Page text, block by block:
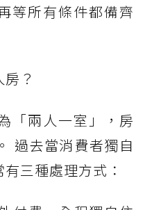
等所有條件都備齊
？
「兩人一室」，房
過去當消費者獨自
三種處理方式：